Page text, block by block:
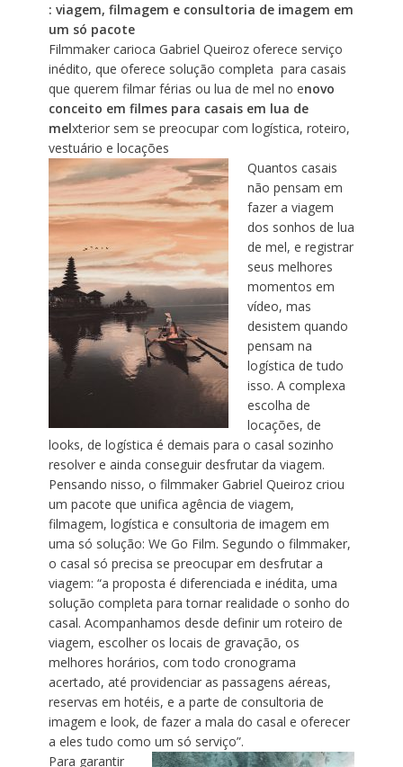
: viagem, filmagem e consultoria de imagem em
um só pacote
Filmmaker carioca Gabriel Queiroz oferece serviço
inédito, que oferece solução completa para casais
que querem filmar férias ou lua de mel no enovo
conceito em filmes para casais em lua de
melxterior sem se preocupar com logística, roteiro,
vestuário e locações
Quantos casais
não pensam em
fazer a viagem
dos sonhos de lua
de mel, e registrar
seus melhores
momentos em
vídeo, mas
desistem quando
pensam na
logística de tudo
isso. A complexa
escolha de
locações, de
looks, de logística é demais para o casal sozinho
resolver e ainda conseguir desfrutar da viagem.
Pensando nisso, o filmmaker Gabriel Queiroz criou
um pacote que unifica agência de viagem,
filmagem, logística e consultoria de imagem em
uma só solução: We Go Film. Segundo o filmmaker,
o casal só precisa se preocupar em desfrutar a
viagem: “a proposta é diferenciada e inédita, uma
solução completa para tornar realidade o sonho do
casal. Acompanhamos desde definir um roteiro de
viagem, escolher os locais de gravação, os
melhores horários, com todo cronograma
acertado, até providenciar as passagens aéreas,
reservas em hotéis, e a parte de consultoria de
imagem e look, de fazer a mala do casal e oferecer
a eles tudo como um só serviço”.
Para garantir